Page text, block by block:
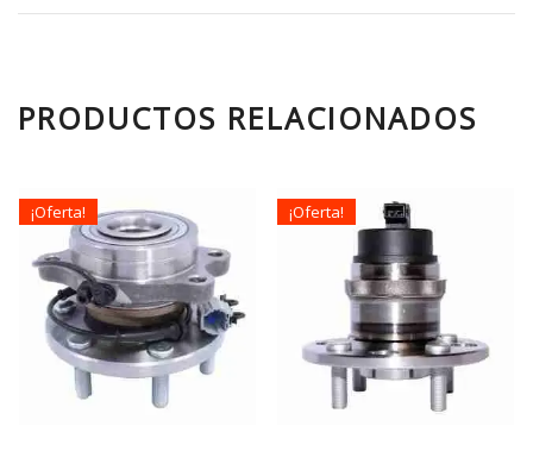
PRODUCTOS RELACIONADOS
¡Oferta! ¡Oferta!